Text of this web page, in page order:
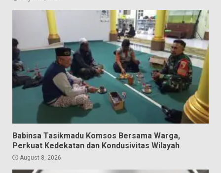
Babinsa Tasikmadu Komsos Bersama Warga,
Perkuat Kedekatan dan Kondusivitas Wilayah
August 8, 2026